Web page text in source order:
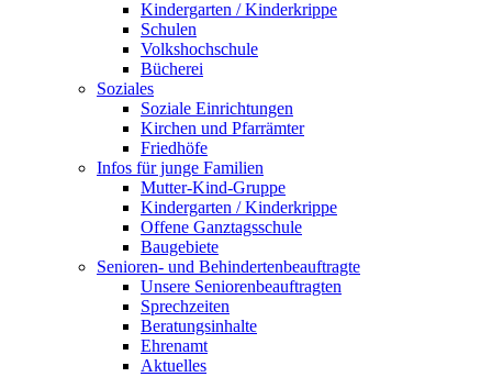
Kindergarten / Kinderkrippe
Schulen
Volkshochschule
Bücherei
Soziales
Soziale Einrichtungen
Kirchen und Pfarrämter
Friedhöfe
Infos für junge Familien
Mutter-Kind-Gruppe
Kindergarten / Kinderkrippe
Offene Ganztagsschule
Baugebiete
Senioren- und Behindertenbeauftragte
Unsere Seniorenbeauftragten
Sprechzeiten
Beratungsinhalte
Ehrenamt
Aktuelles